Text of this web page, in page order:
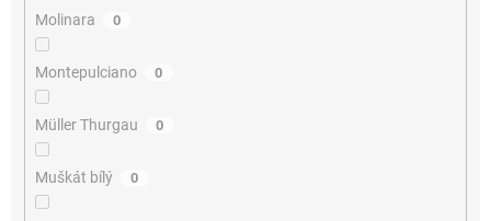
Molinara 0
Montepulciano 0
Müller Thurgau 0
Muškát bílý 0